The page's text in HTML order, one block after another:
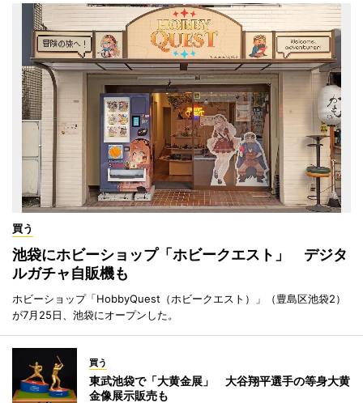
買う
池袋にホビーショップ「ホビークエスト」 デジタ
ルガチャ自販機も
ホビーショップ「HobbyQuest（ホビークエスト）」（豊島区池袋2）
が7月25日、池袋にオープンした。
買う
東武池袋で「大黄金展」 大谷翔平選手の等身大黄
金像展示販売も